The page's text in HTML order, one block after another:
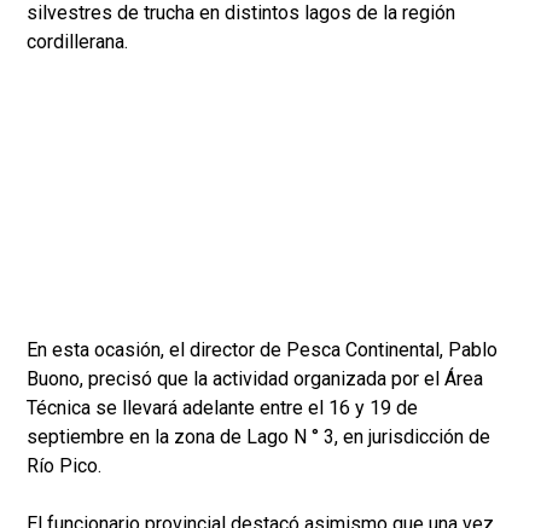
silvestres de trucha en distintos lagos de la región
cordillerana.
En esta ocasión, el director de Pesca Continental, Pablo
Buono, precisó que la actividad organizada por el Área
Técnica se llevará adelante entre el 16 y 19 de
septiembre en la zona de Lago N ° 3, en jurisdicción de
Río Pico.